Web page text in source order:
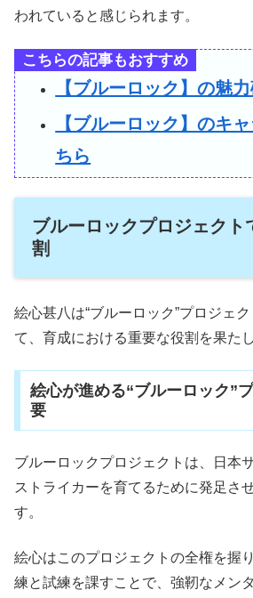
われていると感じられます。
こちらの記事もおすすめ
【ブルーロック】の魅
【ブルーロック】のキ
ちら
ブルーロックプロジェクト
割
絵心甚八は“ブルーロック”プロジェ
て、育成における重要な役割を果た
絵心が進める“ブルーロック”
要
ブルーロックプロジェクトは、日本
ストライカーを育てるために発足さ
す。
絵心はこのプロジェクトの全権を握
練と試練を課すことで、強靭なメン